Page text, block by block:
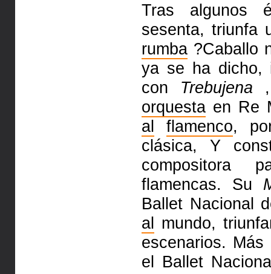
Tras algunos
sesenta, triunfa
rumba ?Caballo
ya se ha dicho,
con Trebujena
orquesta en Re
al
flamenco,
clásica, Y
compositora
flamencas. Su
Ballet Nacional
al mundo,
escenarios.
el Ballet